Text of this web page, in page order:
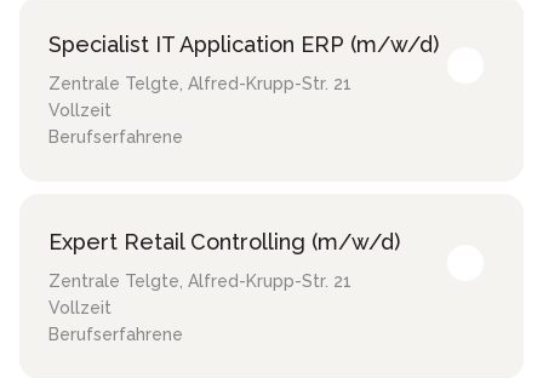
Specialist IT Application ERP (m/w/d)
Zentrale Telgte, Alfred-Krupp-Str. 21
Vollzeit
Berufserfahrene
Expert Retail Controlling (m/w/d)
Zentrale Telgte, Alfred-Krupp-Str. 21
Vollzeit
Berufserfahrene